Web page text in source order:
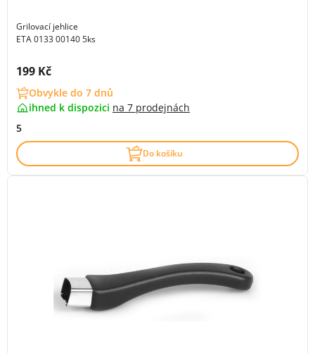
Grilovací jehlice
ETA 0133 00140 5ks
Cena s DPH:
199 Kč
Obvykle do 7 dnů
ihned k dispozici na 7 prodejnách
5
Do košíku